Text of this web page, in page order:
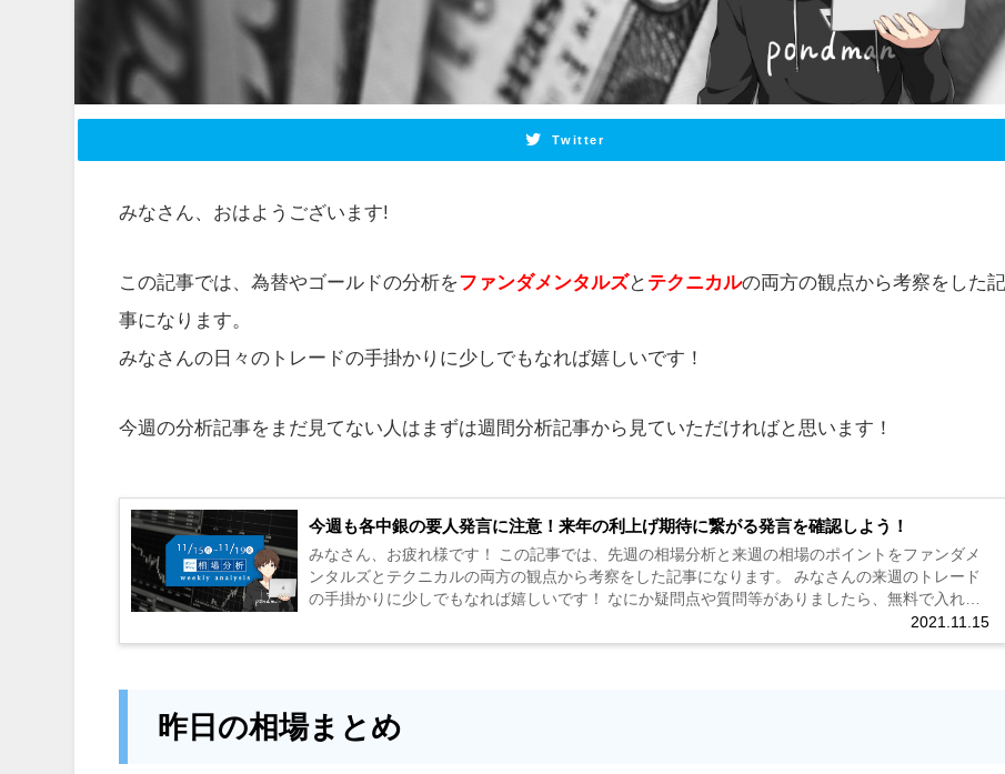
Twitter
みなさん、おはようございます!
この記事では、為替やゴールドの分析をファンダメンタルズと テクニカルの両方の観点から考察をした記
事になります。
みなさんの日々のトレードの手掛かりに少しでもなれば嬉しいです！
今週の分析記事をまだ見てない人はまずは週間分析記事から見ていただければと思います！
今週も各中銀の要人発言に注意！来年の利上げ期待に繋がる発言を確認しよう！
2021.11.15
みなさん、お疲れ様です！ この記事では、先週の相場分析と来週の相場のポイントをファンダメ
ンタルズとテクニカルの両方の観点から考察をした記事になります。 みなさんの来週のトレード
の手掛かりに少しでもなれば嬉しいです！ なにか疑問点や質問等がありましたら、無料で入れる
昨日の相場まとめ